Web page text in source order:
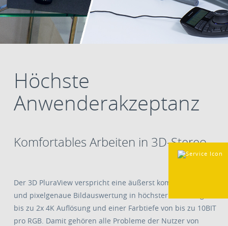
Höchste
Anwenderakzeptanz
Komfortables Arbeiten in 3D-Stereo
Der 3D PluraView verspricht eine äußerst komfortable, präzise
und pixelgenaue Bildauswertung in höchster Auflösung von
bis zu 2x 4K Auflösung und einer Farbtiefe von bis zu 10BIT
pro RGB. Damit gehören alle Probleme der Nutzer von